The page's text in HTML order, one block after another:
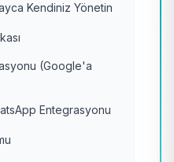
Kendiniz Yönetin
(Google'a
Entegrasyonu